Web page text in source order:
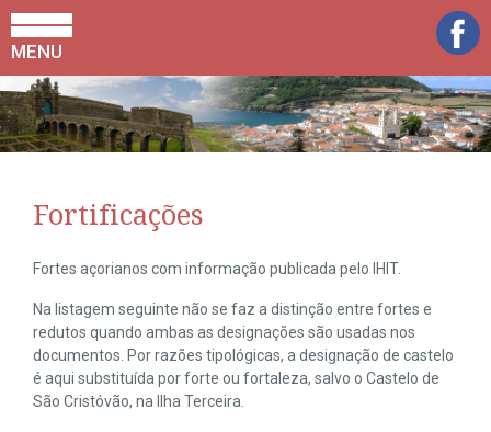
MENU
Fortificações
Fortes açorianos com informação publicada pelo IHIT.
Na listagem seguinte não se faz a distinção entre fortes e
redutos quando ambas as designações são usadas nos
documentos. Por razões tipológicas, a designação de castelo
é aqui substituída por forte ou fortaleza, salvo o Castelo de
São Cristóvão, na Ilha Terceira.